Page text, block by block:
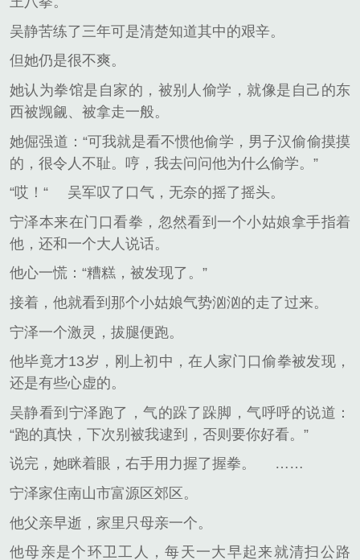
吴静苦练了三年可是清楚知道其中的艰辛。
但她仍是很不爽。
她认为拳馆是自家的，被别人偷学，就像是自己的东
西被觊觎、被拿走一般。
她倔强道：“可我就是看不惯他偷学，男子汉偷偷摸摸
的，很令人不耻。哼，我去问问他为什么偷学。”
“哎！“
吴军叹了口气，无奈的摇了摇头。
宁泽本来在门口看拳，忽然看到一个小姑娘拿手指着
他，还和一个大人说话。
他心一慌：“糟糕，被发现了。”
接着，他就看到那个小姑娘气势汹汹的走了过来。
宁泽一个激灵，拔腿便跑。
他毕竟才13岁，刚上初中，在人家门口偷拳被发现，
还是有些心虚的。
吴静看到宁泽跑了，气的跺了跺脚，气呼呼的说道：
“跑的真快，下次别被我逮到，否则要你好看。”
说完，她眯着眼，右手用力握了握拳。
……
宁泽家住南山市富源区郊区。
他父亲早逝，家里只母亲一个。
他母亲是个环卫工人，每天一大早起来就清扫公路